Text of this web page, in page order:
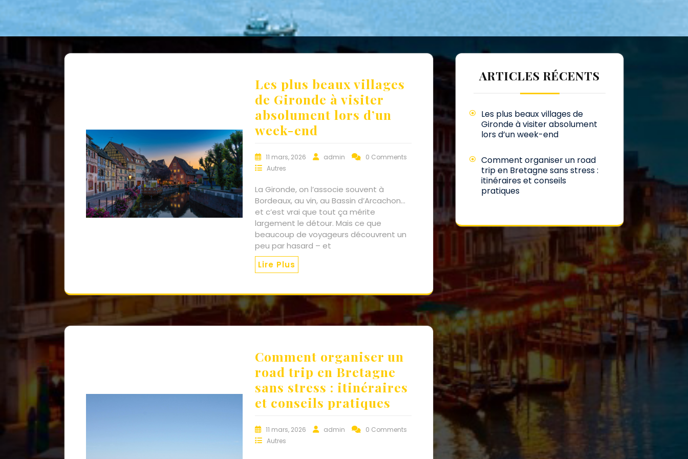
Les plus beaux villages
de Gironde à visiter
absolument lors d’un
week-end
11 mars, 2026 admin
0 Comments
Autres
La Gironde, on l’associe souvent à
Bordeaux, au vin, au Bassin d’Arcachon…
et c’est vrai que tout ça mérite
largement le détour. Mais ce que
beaucoup de voyageurs découvrent un
peu par hasard – et
Lire Plus
Comment organiser un
road trip en Bretagne
sans stress : itinéraires
et conseils pratiques
11 mars, 2026 admin
0 Comments
Autres
ARTICLES RÉCENTS
Les plus beaux villages de
Gironde à visiter absolument
lors d’un week-end
Comment organiser un road
trip en Bretagne sans stress :
itinéraires et conseils
pratiques